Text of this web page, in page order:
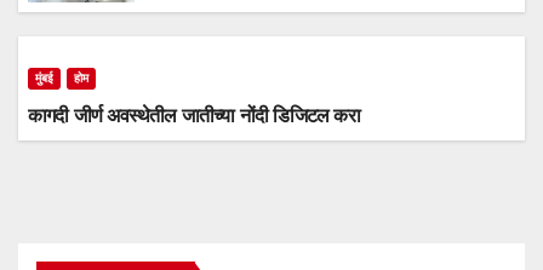
मुंबई होम
कागदी जीर्ण अवस्थेतील जातीच्या नोंदी डिजिटल करा